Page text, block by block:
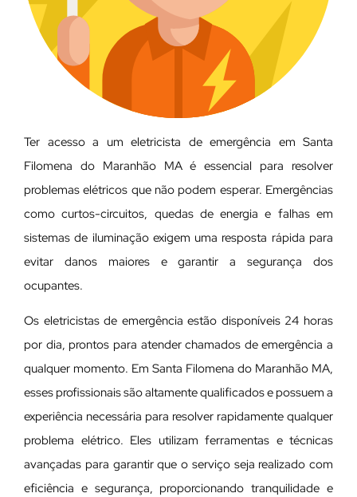
Ter acesso a um eletricista de emergência em Santa
Filomena do Maranhão MA é essencial para resolver
problemas elétricos que não podem esperar. Emergências
como curtos-circuitos, quedas de energia e falhas em
sistemas de iluminação exigem uma resposta rápida para
evitar danos maiores e garantir a segurança dos
ocupantes.
Os eletricistas de emergência estão disponíveis 24 horas
por dia, prontos para atender chamados de emergência a
qualquer momento. Em Santa Filomena do Maranhão MA,
esses profissionais são altamente qualificados e possuem a
experiência necessária para resolver rapidamente qualquer
problema elétrico. Eles utilizam ferramentas e técnicas
avançadas para garantir que o serviço seja realizado com
eficiência e segurança, proporcionando tranquilidade e